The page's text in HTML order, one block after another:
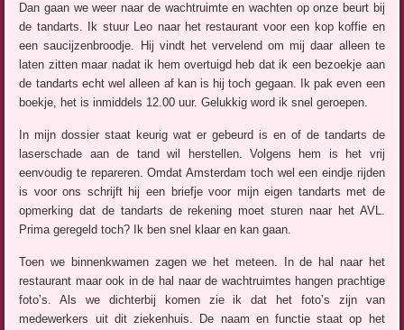
Dan gaan we weer naar de wachtruimte en wachten op onze beurt bij
de tandarts. Ik stuur Leo naar het restaurant voor een kop koffie en
een saucijzenbroodje. Hij vindt het vervelend om mij daar alleen te
laten zitten maar nadat ik hem overtuigd heb dat ik een bezoekje aan
de tandarts echt wel alleen af kan is hij toch gegaan. Ik pak even een
boekje, het is inmiddels 12.00 uur. Gelukkig word ik snel geroepen.
In mijn dossier staat keurig wat er gebeurd is en of de tandarts de
laserschade aan de tand wil herstellen. Volgens hem is het vrij
eenvoudig te repareren. Omdat Amsterdam toch wel een eindje rijden
is voor ons schrijft hij een briefje voor mijn eigen tandarts met de
opmerking dat de tandarts de rekening moet sturen naar het AVL.
Prima geregeld toch? Ik ben snel klaar en kan gaan.
Toen we binnenkwamen zagen we het meteen. In de hal naar het
restaurant maar ook in de hal naar de wachtruimtes hangen prachtige
foto’s. Als we dichterbij komen zie ik dat het foto’s zijn van
medewerkers uit dit ziekenhuis. De naam en functie staat op het